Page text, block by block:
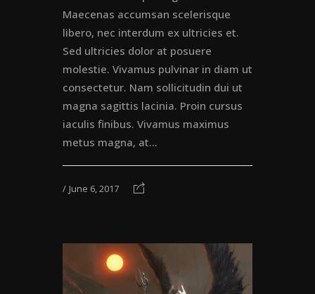
Maecenas accumsan scelerisque
libero, nec interdum ex ultricies et.
Sed ultricies dolor at posuere
molestie. Vivamus pulvinar in diam ut
consectetur. Nam sollicitudin dui ut
magna sagittis lacinia. Proin cursus
iaculis finibus. Vivamus maximus
metus magna, at...
June 6, 2017